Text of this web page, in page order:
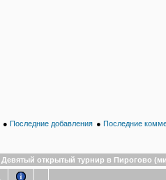
● Последние добавления ● Последние
Девятый открытый турнир в Пирогово